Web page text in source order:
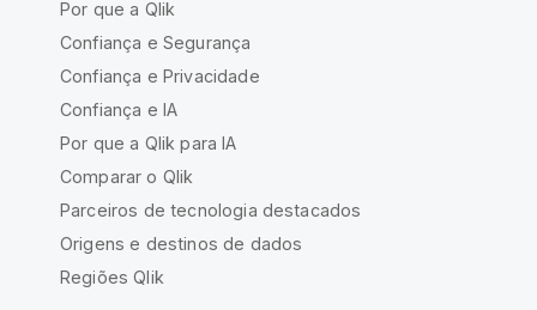
Por que a Qlik
Confiança e Segurança
Confiança e Privacidade
Confiança e IA
Por que a Qlik para IA
Comparar o Qlik
Parceiros de tecnologia destacados
Origens e destinos de dados
Regiões Qlik